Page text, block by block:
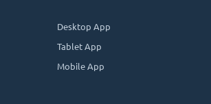
Desktop App
Tablet App
Mobile App